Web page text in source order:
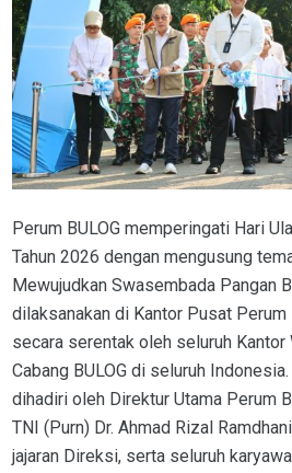
Perum BULOG memperingati Hari
Tahun 2026 dengan mengusung
Mewujudkan Swasembada Pangan
dilaksanakan di Kantor Pusat Perum
secara serentak oleh seluruh Kantor
Cabang BULOG di seluruh
dihadiri oleh Direktur Utama Perum
TNI (Purn) Dr. Ahmad Rizal
jajaran Direksi, serta seluruh